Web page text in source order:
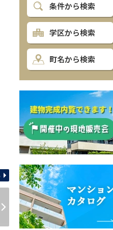
条件から検索
学区から検索
町名から検索